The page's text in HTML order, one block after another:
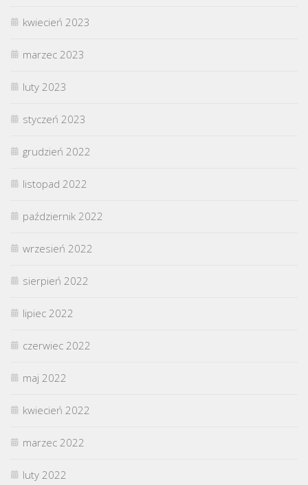
kwiecień 2023
marzec 2023
luty 2023
styczeń 2023
grudzień 2022
listopad 2022
październik 2022
wrzesień 2022
sierpień 2022
lipiec 2022
czerwiec 2022
maj 2022
kwiecień 2022
marzec 2022
luty 2022